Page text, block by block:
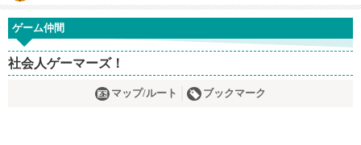
ゲーム仲間
社会人ゲーマーズ！
マップ/ルート ブックマーク